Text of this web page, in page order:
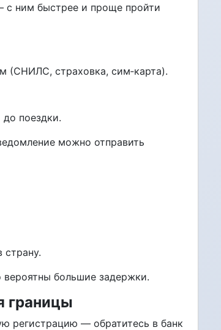
с ним быстрее и проще пройти
(СНИЛС, страховка, сим‑карта).
поездки.
можно отправить
страну.
вероятны большие задержки.
границы
регистрацию — обратитесь в банк